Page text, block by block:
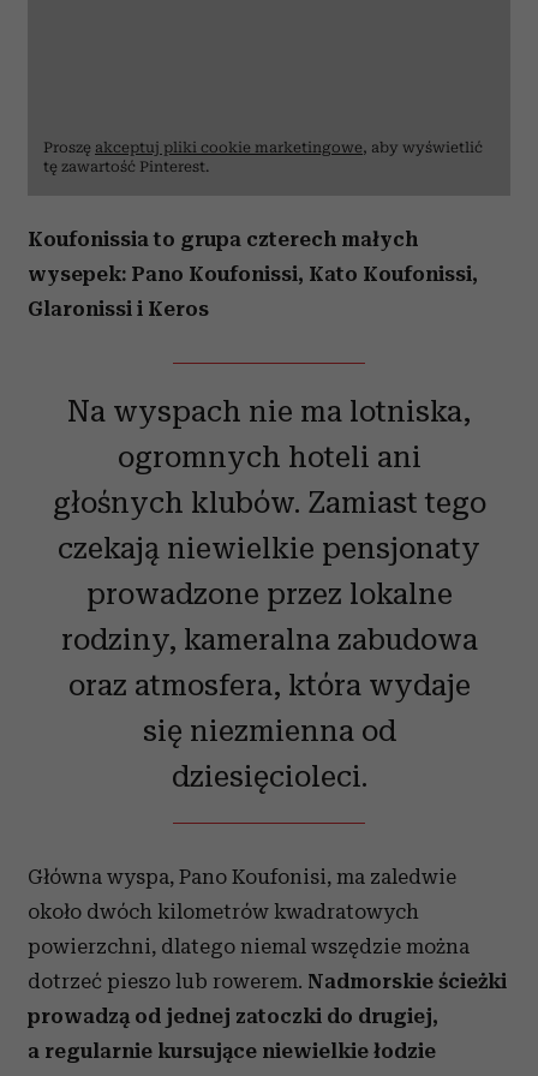
Proszę akceptuj pliki cookie marketingowe, aby wyświetlić
tę zawartość Pinterest.
Koufonissia to grupa czterech małych
wysepek: Pano Koufonissi, Kato Koufonissi,
Glaronissi i Keros
Na wyspach nie ma lotniska,
ogromnych hoteli ani
głośnych klubów. Zamiast tego
czekają niewielkie pensjonaty
prowadzone przez lokalne
rodziny, kameralna zabudowa
oraz atmosfera, która wydaje
się niezmienna od
dziesięcioleci.
Główna wyspa, Pano Koufonisi, ma zaledwie
około dwóch kilometrów kwadratowych
powierzchni, dlatego niemal wszędzie można
dotrzeć pieszo lub rowerem. Nadmorskie ścieżki
prowadzą od jednej zatoczki do drugiej,
a regularnie kursujące niewielkie łodzie